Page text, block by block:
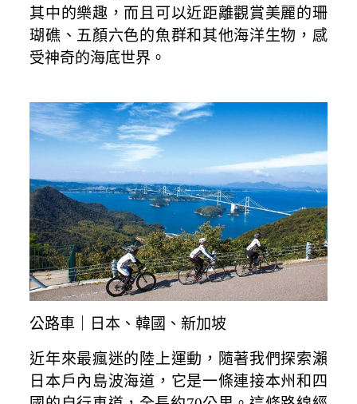
其中的樂趣，而且可以近距離觀賞美麗的珊
瑚礁、五顏六色的魚群和其他海洋生物，感
受神奇的海底世界。
公路車｜日本、韓國、新加坡
近年來最瘋迷的陸上運動，隨著我們探索瀨
日本戶內島波海道，它是一條連接本州和四